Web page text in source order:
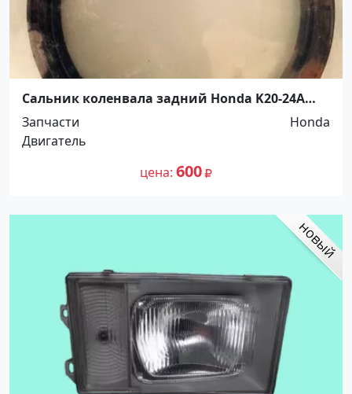
Сальник коленвала задний Honda K20-24A
Краснодар
Запчасти
Honda
Двигатель
цена 600